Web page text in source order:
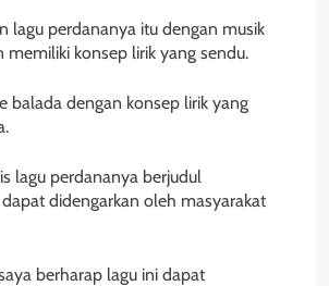
lagu perdananya itu dengan musik
memiliki konsep lirik yang sendu.
balada dengan konsep lirik yang
lagu perdananya berjudul
dapat didengarkan oleh masyarakat
berharap lagu ini dapat